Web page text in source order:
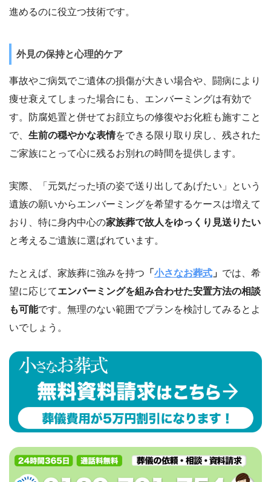
進めるのに役立つ技術です。
外見の保持と心理的ケア
事故やご病気でご遺体の損傷が大きい場合や、闘病により
痩せ衰えてしまった場合にも、エンバーミングは有効で
す。防腐処置と併せてお顔立ちの修復やお化粧も施すこと
で、 生前の穏やかな表情をできる限り取り戻し、残された
ご家族にとって心に残るお別れの時間を提供します。
実際、「元気だった頃の姿で送り出してあげたい」という
遺族の願いからエンバーミングを希望するケースは増えて
おり、特に身内中心の家族葬で故人をゆっくり見送りたい
と考えるご遺族に選ばれています。
たとえば、家族葬に強みを持つ 「 小さなお葬式 」 では、希
望に応じてエンバーミングを組み合わせた安置方法の相談
も可能です。無理のない範囲でプランを検討してみるとよ
いでしょう。